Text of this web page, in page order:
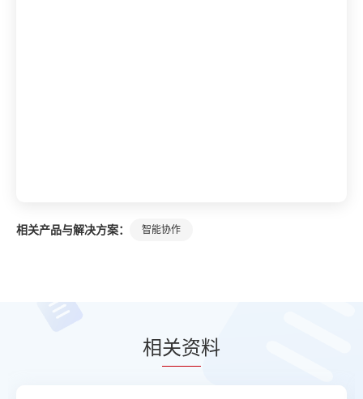
相关产品与解决方案： 智能协作
相关资料